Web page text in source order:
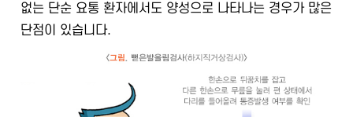
없는 단순 요통 환자에서도 양성으로 나타나는 경우가 많은
단점이 있습니다.